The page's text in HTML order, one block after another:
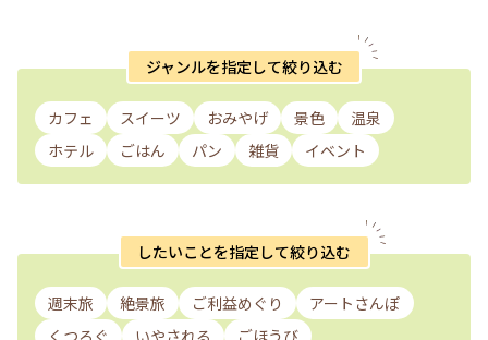
ジャンルを指定して絞り込む
カフェ スイーツ おみやげ 景色
温泉
ホテル
ごはん パン 雑貨 イベント
したいことを指定して絞り込む
週末旅 絶景旅 ご利益めぐり
アートさんぽ
くつろぐ
いやされる ごほうび